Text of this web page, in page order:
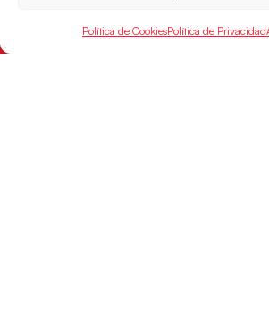
Política de CookiesPolítica de Privacidad